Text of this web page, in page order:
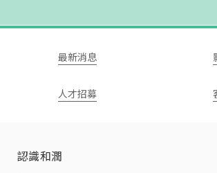
最新消息
人才招募
認識和潤